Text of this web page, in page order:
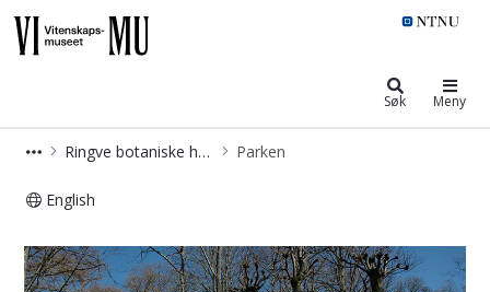
Søk Meny
Ringve botaniske hage Parken
English
Vitenskapsmuseet: Parken